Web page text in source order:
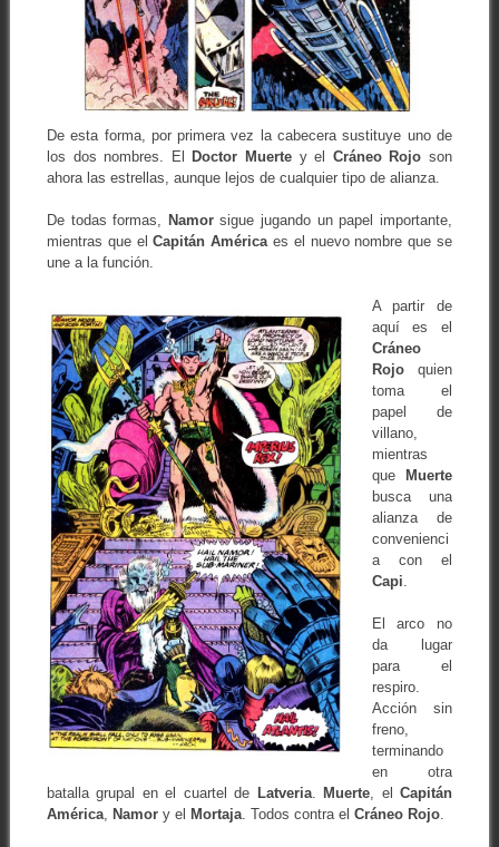
De esta forma, por primera vez la cabecera sustituye uno de
los dos nombres. ElDoctor Muerte y el Cráneo Rojo son
ahora las estrellas, aunque lejos de cualquier tipo de alianza.
De todas formas, Namorsigue jugando un papel importante,
mientras que elCapitán Américaes el nuevo nombre que se
une a la función.
A partir de
aquí es el
Cráneo
Rojoquien
toma el
papel de
villano,
mientras
queMuerte
busca una
alianza de
convenienci
a con el
Capi
El arco no
da lugar
para el
respiro.
Acción sin
freno,
terminando
en otra
batalla grupal en el cuartel de Latveria. Muerte, elCapitán
América, Namory el Mortaja. Todos contra el Cráneo Rojo.